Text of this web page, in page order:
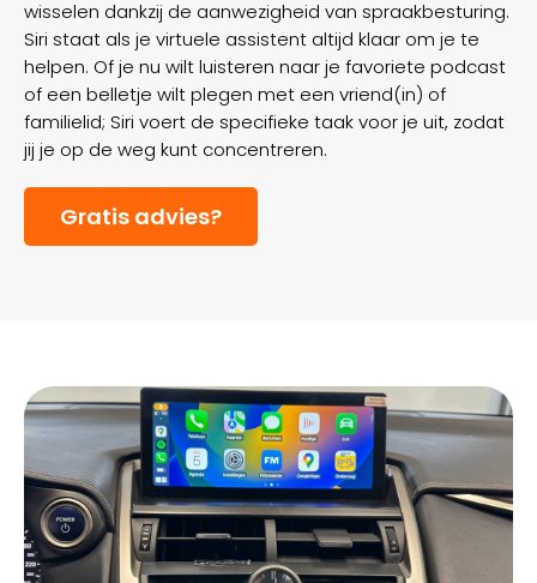
wisselen dankzij de aanwezigheid van spraakbesturing.
Siri staat als je virtuele assistent altijd klaar om je te
helpen. Of je nu wilt luisteren naar je favoriete podcast
of een belletje wilt plegen met een vriend(in) of
familielid; Siri voert de specifieke taak voor je uit, zodat
jij je op de weg kunt concentreren.
Gratis advies?